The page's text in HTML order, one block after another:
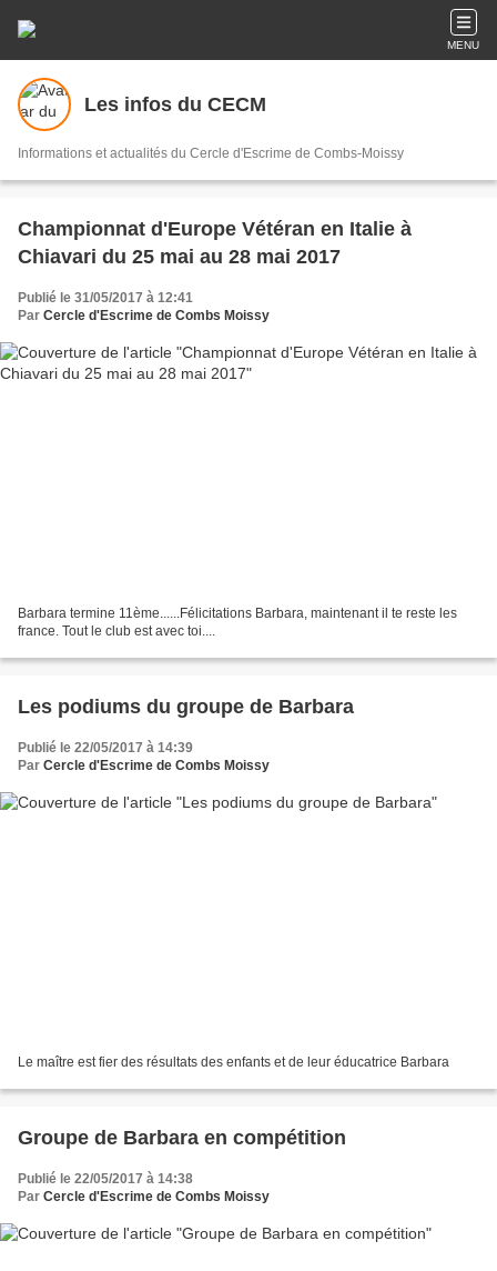
MENU
Les infos du CECM
Informations et actualités du Cercle d'Escrime de Combs-Moissy
Championnat d'Europe Vétéran en Italie à
Chiavari du 25 mai au 28 mai 2017
Publié le 31/05/2017 à 12:41
Par Cercle d'Escrime de Combs Moissy
Barbara termine 11ème......Félicitations Barbara, maintenant il te reste les
france. Tout le club est avec toi....
Les podiums du groupe de Barbara
Publié le 22/05/2017 à 14:39
Par Cercle d'Escrime de Combs Moissy
Le maître est fier des résultats des enfants et de leur éducatrice Barbara
Groupe de Barbara en compétition
Publié le 22/05/2017 à 14:38
Par Cercle d'Escrime de Combs Moissy